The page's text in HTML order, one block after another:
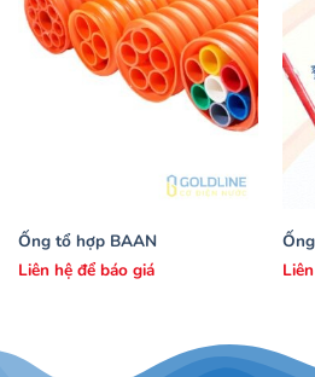
Ống tổ hợp BAAN
Liên hệ để báo giá